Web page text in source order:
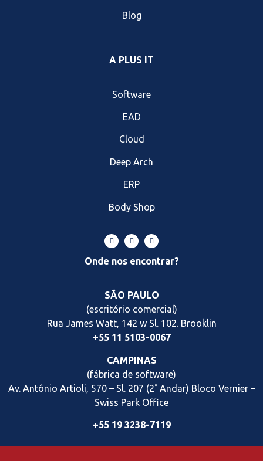
Blog
A PLUS IT
Software
EAD
Cloud
Deep Arch
ERP
Body Shop
Onde nos encontrar?
SÃO PAULO
(escritório comercial)
Rua James Watt, 142 w Sl. 102. Brooklin
+55 11 5103-0067
CAMPINAS
(fábrica de software)
Av. Antônio Artioli, 570 – Sl. 207 (2˚ Andar) Bloco Vernier –
Swiss Park Office
+55 19 3238-7119